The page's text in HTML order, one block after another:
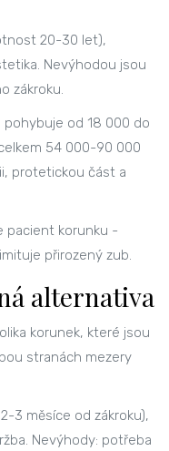
20-30 let),
Nevýhodou jsou
zákroku.
od 18 000 do
54 000-90 000
protetickou část a
pacient korunku -
přirozený zub.
alternativa
korunek, které jsou
stranách mezery
3 měsíce od zákroku),
Nevýhody: potřeba